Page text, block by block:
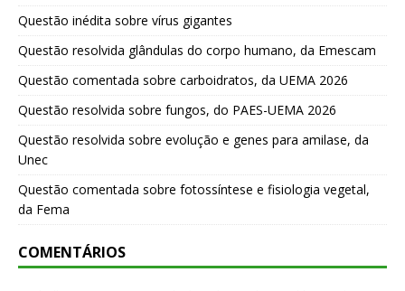
Questão inédita sobre vírus gigantes
Questão resolvida glândulas do corpo humano, da Emescam
Questão comentada sobre carboidratos, da UEMA 2026
Questão resolvida sobre fungos, do PAES-UEMA 2026
Questão resolvida sobre evolução e genes para amilase, da
Unec
Questão comentada sobre fotossíntese e fisiologia vegetal,
da Fema
COMENTÁRIOS